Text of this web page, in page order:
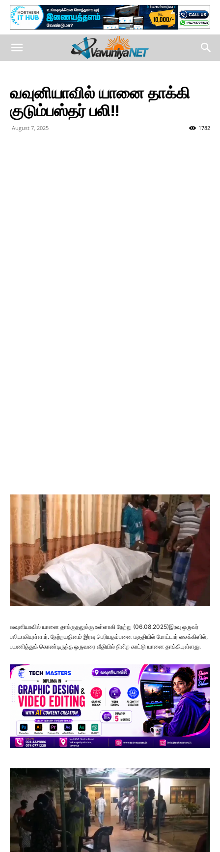
வவுனியாவில் யானை தாக்கி
குடும்பஸ்தர் பலி!!
August 7, 2025 1782
வவுனியாவில் யானை தாக்குதலுக்கு உள்ளாகி நேற்று (06.08.2025)இரவு ஒருவர்
பலியாகியுள்ளார். நேற்றயதினம் இரவு பெரியதம்பனை பகுதியில் மோட்டார் சைக்கிளில்,
பயணித்துக் கொண்டிருந்த ஒருவரை வீதியில் நின்ற காட்டு யானை தாக்கியுள்ளது.